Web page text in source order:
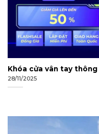
Khóa cửa vân tay
28/11/2025